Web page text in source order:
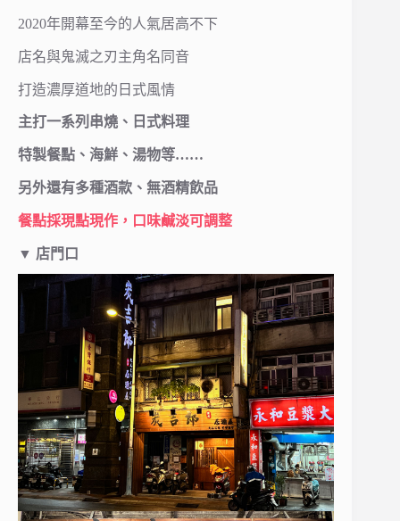
2020年開幕至今的人氣居高不下
店名與鬼滅之刃主角名同音
打造濃厚道地的日式風情
主打一系列串燒、日式料理
特製餐點、海鮮、湯物等……
另外還有多種酒款、無酒精飲品
餐點採現點現作，口味鹹淡可調整
▼ 店門口